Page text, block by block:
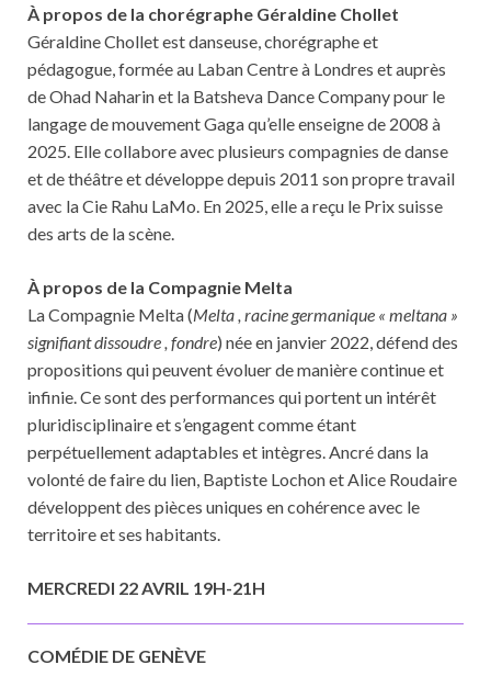
À propos de la chorégraphe Géraldine Chollet
Géraldine Chollet est danseuse, chorégraphe et
pédagogue, formée au Laban Centre à Londres et auprès
de Ohad Naharin et la Batsheva Dance Company pour le
langage de mouvement Gaga qu’elle enseigne de 2008 à
2025. Elle collabore avec plusieurs compagnies de danse
et de théâtre et développe depuis 2011 son propre travail
avec la Cie Rahu LaMo. En 2025, elle a reçu le Prix suisse
des arts de la scène.
À propos de la Compagnie Melta
La Compagnie Melta (Melta , racine germanique « meltana »
signifiant dissoudre , fondre) née en janvier 2022, défend des
propositions qui peuvent évoluer de manière continue et
infinie. Ce sont des performances qui portent un intérêt
pluridisciplinaire et s’engagent comme étant
perpétuellement adaptables et intègres. Ancré dans la
volonté de faire du lien, Baptiste Lochon et Alice Roudaire
développent des pièces uniques en cohérence avec le
territoire et ses habitants.
MERCREDI 22 AVRIL 19H-21H
COMÉDIE DE GENÈVE